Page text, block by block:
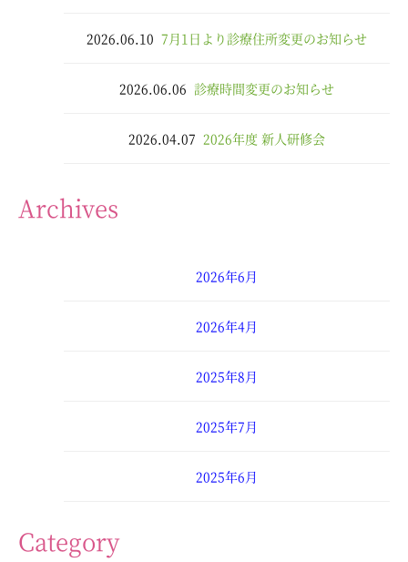
2026.06.10 7月1日より診療住所変更のお知らせ
2026.06.06 診療時間変更のお知らせ
2026.04.07 2026年度 新人研修会
Archives
2026年6月
2026年4月
2025年8月
2025年7月
2025年6月
Category